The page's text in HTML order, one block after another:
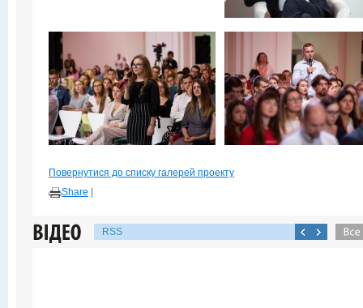
Повернутися до списку галерей проекту
Share
RSS